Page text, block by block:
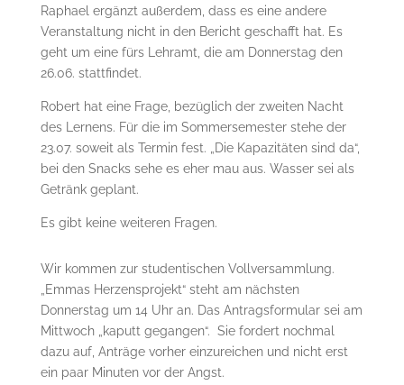
Raphael ergänzt außerdem, dass es eine andere
Veranstaltung nicht in den Bericht geschafft hat. Es
geht um eine fürs Lehramt, die am Donnerstag den
26.06. stattfindet.
Robert hat eine Frage, bezüglich der zweiten Nacht
des Lernens. Für die im Sommersemester stehe der
23.07. soweit als Termin fest. „Die Kapazitäten sind da“,
bei den Snacks sehe es eher mau aus. Wasser sei als
Getränk geplant.
Es gibt keine weiteren Fragen.
Wir kommen zur studentischen Vollversammlung.
„Emmas Herzensprojekt“ steht am nächsten
Donnerstag um 14 Uhr an. Das Antragsformular sei am
Mittwoch „kaputt gegangen“. Sie fordert nochmal
dazu auf, Anträge vorher einzureichen und nicht erst
ein paar Minuten vor der Angst.